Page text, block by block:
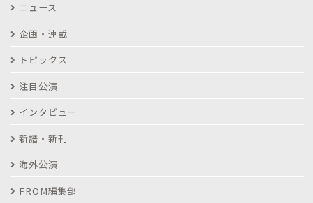
ニュース
企画・連載
トピックス
注目公演
インタビュー
新譜・新刊
海外公演
FROM編集部